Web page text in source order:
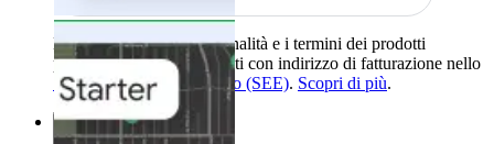
La disponibilità, le funzionalità e i termini dei prodotti
possono variare per i clienti con indirizzo di fatturazione nello
Spazio economico europeo (SEE). Scopri di più.
Soluzioni